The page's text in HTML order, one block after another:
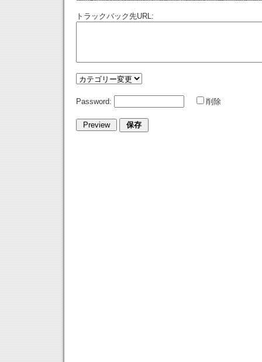
トラックバック先URL:
Password: 削除